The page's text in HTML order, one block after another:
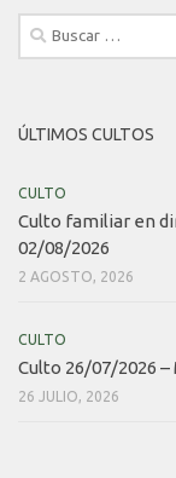
Buscar:
ÚLTIMOS CULTOS
CULTO
Culto familiar en
02/08/2026
2 AGOSTO, 2026
CULTO
Culto 26/07/2026
26 JULIO, 2026